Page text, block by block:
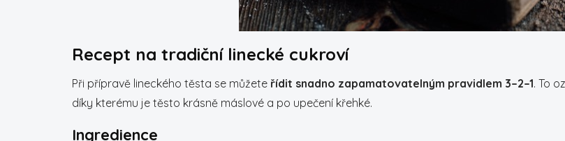
Recept na tradiční linecké cukroví
Při přípravě lineckého těsta se můžete řídit snadno zapamatovatelným pravidlem 3–2–1. To
díky kterému je těsto krásně máslové a po upečení křehké.
Ingredience